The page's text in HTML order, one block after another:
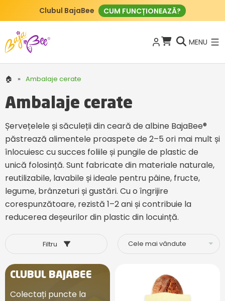
Clubul BajaBee CUM FUNCȚIONEAZĂ?
MENU
🏠 » Ambalaje cerate
Ambalaje cerate
Șervețelele și săculeții din ceară de albine BajaBee®
păstrează alimentele proaspete de 2–5 ori mai mult și
înlocuiesc cu succes foliile și pungile de plastic de
unică folosință. Sunt fabricate din materiale naturale,
reutilizabile, lavabile și ideale pentru pâine, fructe,
legume, brânzeturi și gustări. Cu o îngrijire
corespunzătoare, rezistă 1–2 ani și contribuie la
reducerea deșeurilor din plastic din locuință.
Filtru
CLUBUL BAJABEE
Colectați puncte la